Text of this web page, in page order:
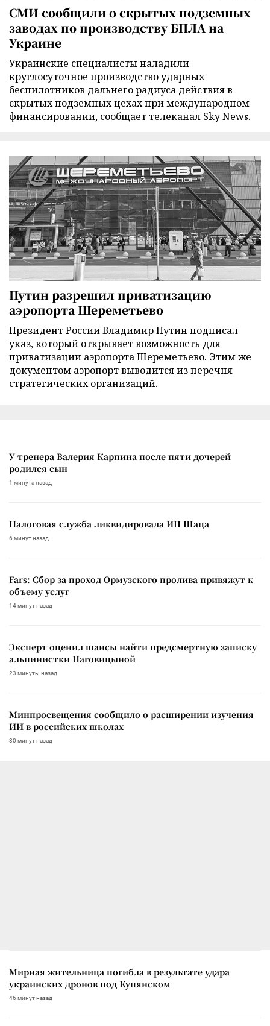
СМИ сообщили о скрытых подземных
заводах по производству БПЛА на
Украине
Украинские специалисты наладили
круглосуточное производство ударных
беспилотников дальнего радиуса действия в
скрытых подземных цехах при международном
финансировании, сообщает телеканал Sky News.
Путин разрешил приватизацию
аэропорта Шереметьево
Президент России Владимир Путин подписал
указ, который открывает возможность для
приватизации аэропорта Шереметьево. Этим же
документом аэропорт выводится из перечня
стратегических организаций.
У тренера Валерия Карпина после пяти дочерей
родился сын
1 минута назад
Налоговая служба ликвидировала ИП Шаца
6 минут назад
Fars: Сбор за проход Ормузского пролива привяжут к
объему услуг
14 минут назад
Эксперт оценил шансы найти предсмертную записку
альпинистки Наговицыной
23 минуты назад
Минпросвещения сообщило о расширении изучения
ИИ в российских школах
30 минут назад
Мирная жительница погибла в результате удара
украинских дронов под Купянском
46 минут назад